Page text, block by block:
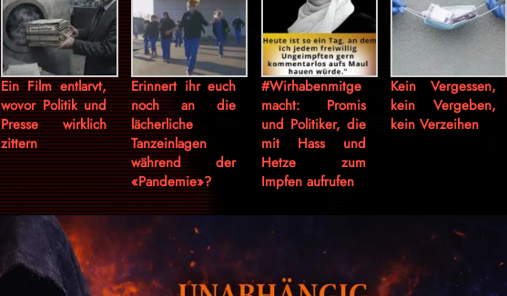
Ein Film entlarvt,
wovor Politik und
Presse wirklich
zittern
Erinnert ihr euch
noch an die
lächerliche
Tanzeinlagen
während der
«Pandemie»?
#Wirhabenmitge
macht: Promis
und Politiker, die
mit Hass und
Hetze zum
Impfen aufrufen
Kein Vergessen,
kein Vergeben,
kein Verzeihen